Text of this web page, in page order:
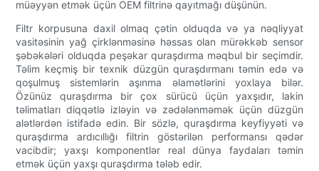
müəyyən etmək üçün OEM filtrinə qayıtmağı düşünün.
Filtr korpusuna daxil olmaq çətin olduqda və ya nəqliyyat
vasitəsinin yağ çirklənməsinə həssas olan mürəkkəb sensor
şəbəkələri olduqda peşəkar quraşdırma məqbul bir seçimdir.
Təlim keçmiş bir texnik düzgün quraşdırmanı təmin edə və
qoşulmuş sistemlərin aşınma əlamətlərini yoxlaya bilər.
Özünüz quraşdırma bir çox sürücü üçün yaxşıdır, lakin
təlimatları diqqətlə izləyin və zədələnməmək üçün düzgün
alətlərdən istifadə edin. Bir sözlə, quraşdırma keyfiyyəti və
quraşdırma ardıcıllığı filtrin göstərilən performansı qədər
vacibdir; yaxşı komponentlər real dünya faydaları təmin
etmək üçün yaxşı quraşdırma tələb edir.